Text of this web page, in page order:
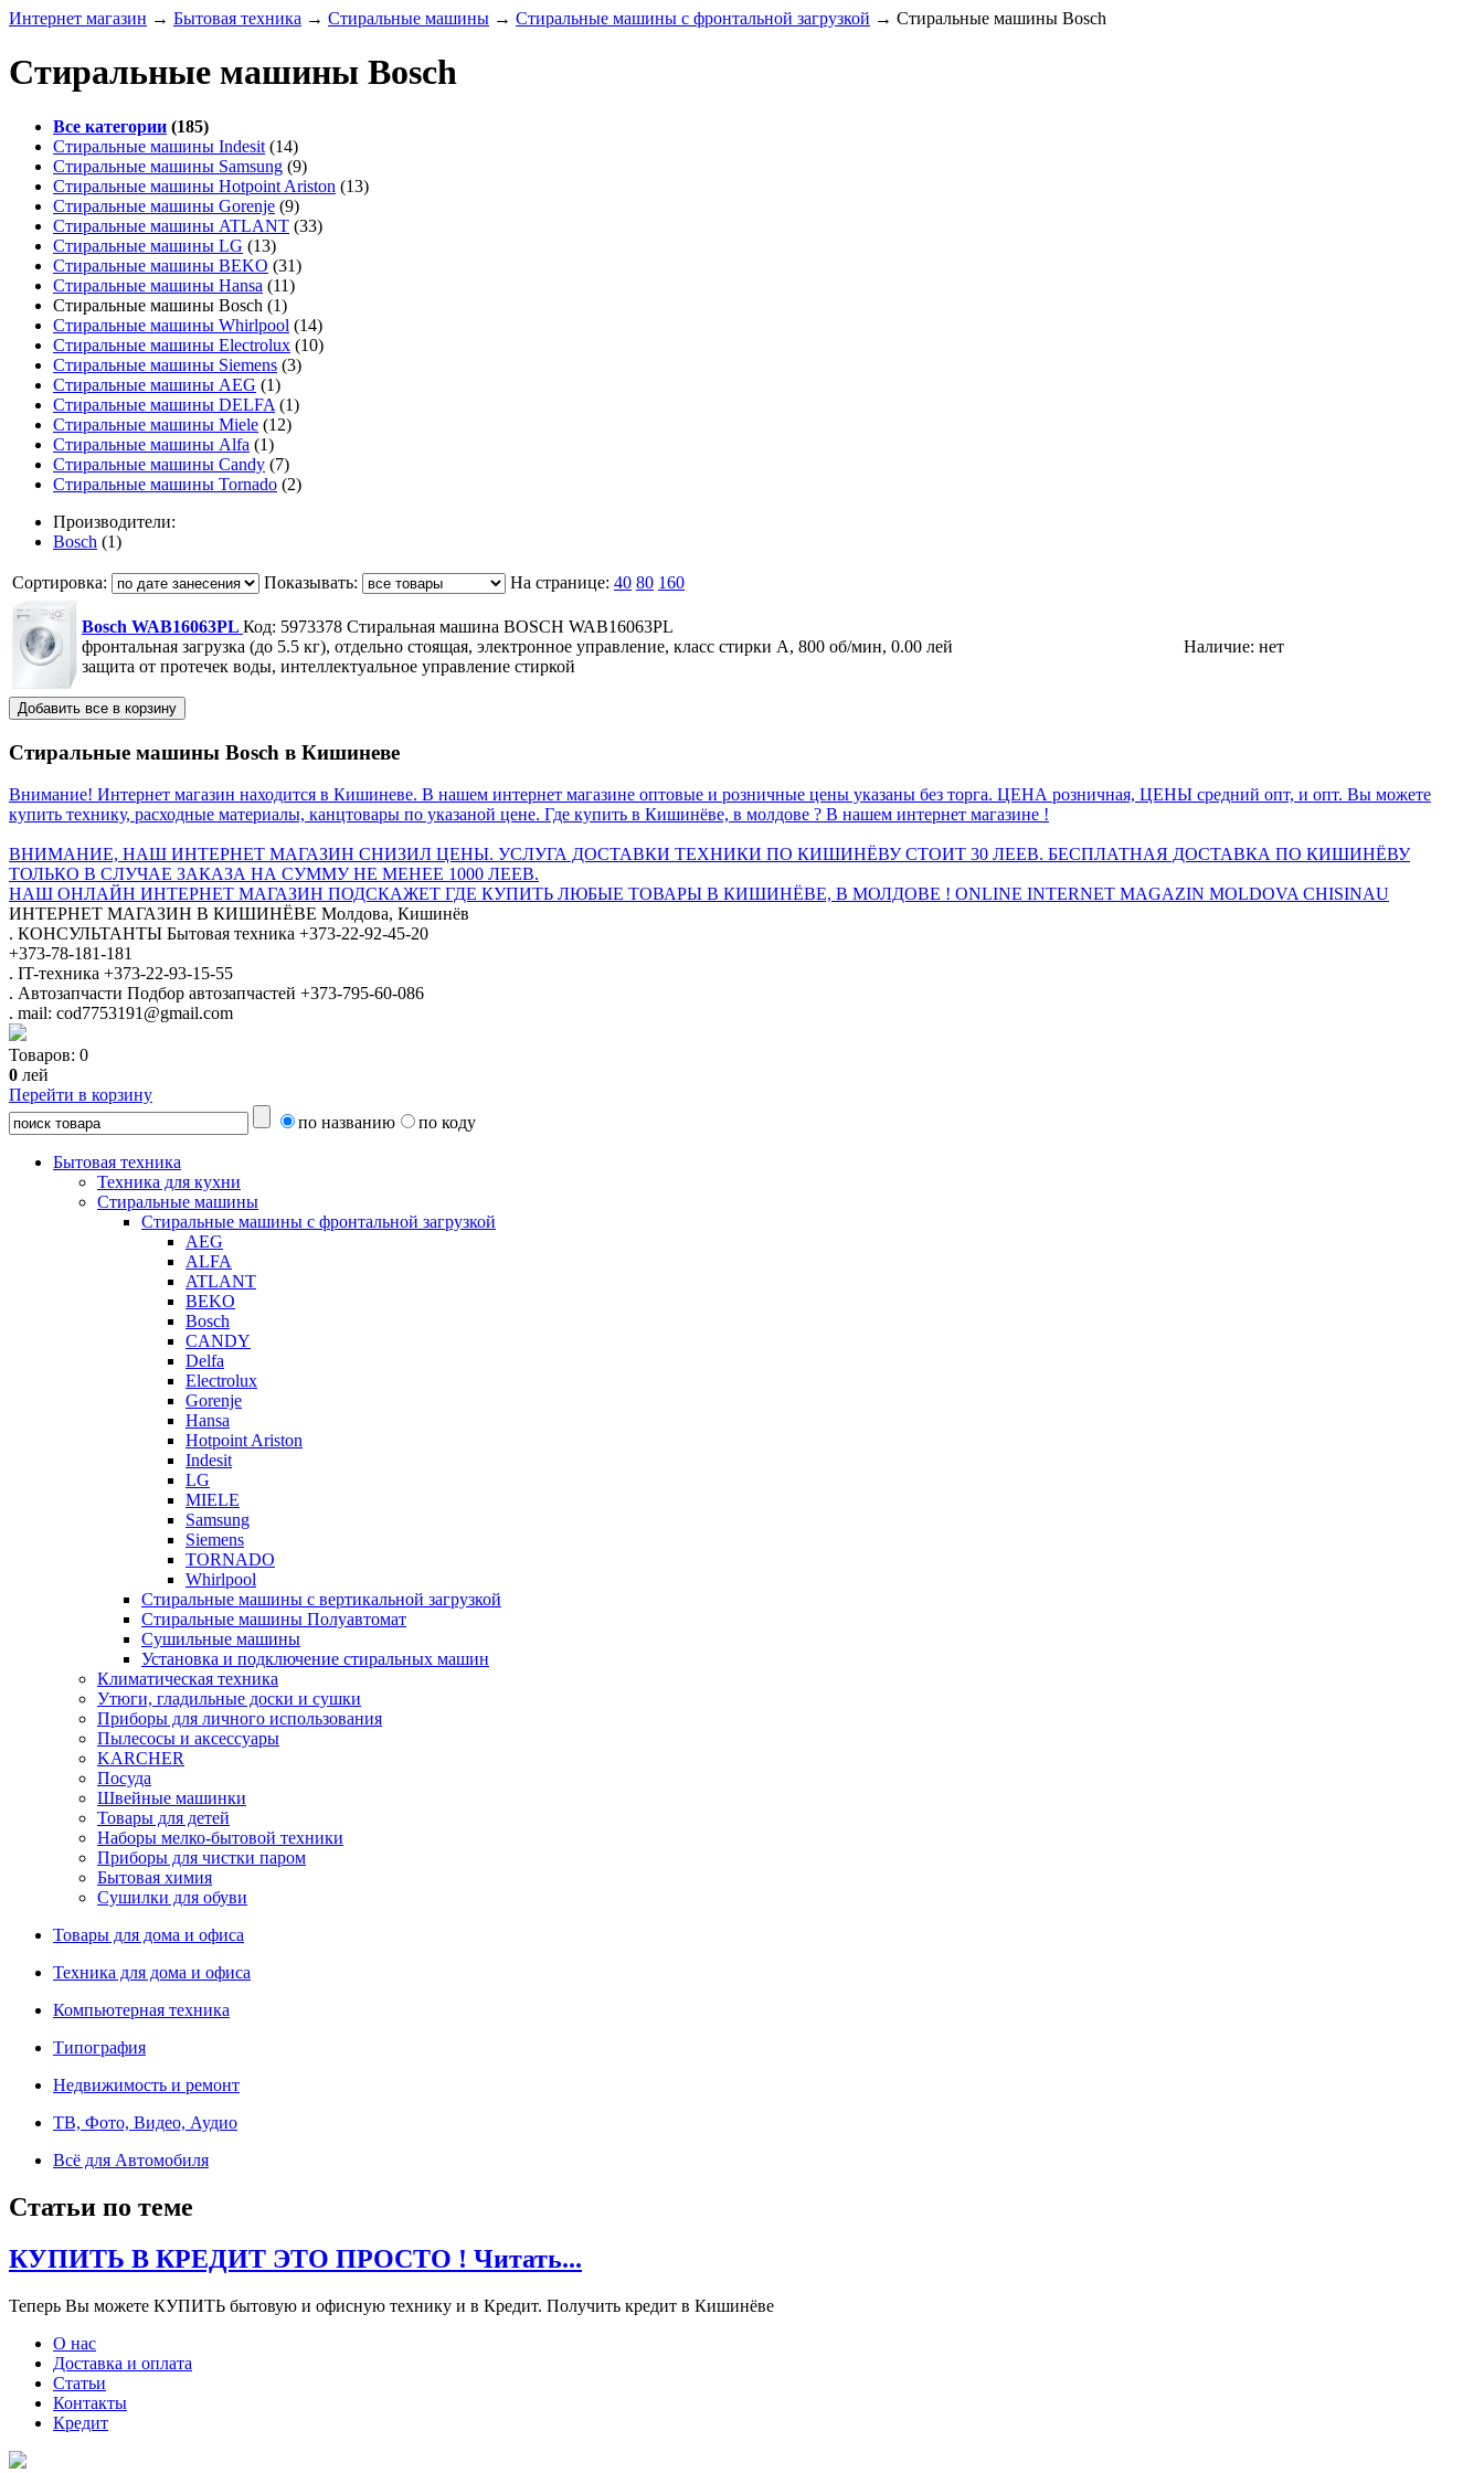
Интернет магазин → Бытовая техника → Стиральные машины → Стиральные машины с фронтальной загрузкой → Стиральные машины Bosch
Стиральные машины Bosch
Все категории (185)
Стиральные машины Indesit (14)
Стиральные машины Samsung (9)
Стиральные машины Hotpoint Ariston (13)
Стиральные машины Gorenje (9)
Стиральные машины ATLANT (33)
Стиральные машины LG (13)
Стиральные машины BEKO (31)
Стиральные машины Hansa (11)
Стиральные машины Bosch (1)
Стиральные машины Whirlpool (14)
Стиральные машины Electrolux (10)
Стиральные машины Siemens (3)
Стиральные машины AEG (1)
Стиральные машины DELFA (1)
Стиральные машины Miele (12)
Стиральные машины Alfa (1)
Стиральные машины Candy (7)
Стиральные машины Tornado (2)
Производители:
Bosch (1)
Сортировка: Показывать: На странице: 40 80 160
Bosch WAB16063PL Код: 5973378 Стиральная машина BOSCH WAB16063PL
фронтальная загрузка (до 5.5 кг), отдельно стоящая, электронное управление, класс стирки A, 800 oб/мин,
защита от протечек воды, интеллектуальное управление стиркой
0.00 лей Наличие: нет
Стиральные машины Bosch в Кишиневе
Внимание! Интернет магазин находится в Кишиневе. В нашем интернет магазине оптовые и розничные цены указаны без торга. ЦЕНА розничная, ЦЕНЫ средний опт, и опт. Вы можете
купить технику, расходные материалы, канцтовары по указаной цене. Где купить в Кишинёве, в молдове ? В нашем интернет магазине !
ВНИМАНИЕ, НАШ ИНТЕРНЕТ МАГАЗИН СНИЗИЛ ЦЕНЫ. УСЛУГА ДОСТАВКИ ТЕХНИКИ ПО КИШИНЁВУ СТОИТ 30 ЛЕЕВ. БЕСПЛАТНАЯ ДОСТАВКА ПО КИШИНЁВУ
ТОЛЬКО В СЛУЧАЕ ЗАКАЗА НА СУММУ НЕ МЕНЕЕ 1000 ЛЕЕВ.
НАШ ОНЛАЙН ИНТЕРНЕТ МАГАЗИН ПОДСКАЖЕТ ГДЕ КУПИТЬ ЛЮБЫЕ ТОВАРЫ В КИШИНЁВЕ, В МОЛДОВЕ ! ONLINE INTERNET MAGAZIN MOLDOVA CHISINAU
ИНТЕРНЕТ МАГАЗИН В КИШИНЁВЕ Молдова, Кишинёв
. КОНСУЛЬТАНТЫ Бытовая техника +373-22-92-45-20
+373-78-181-181
. IT-техника +373-22-93-15-55
. Автозапчасти Подбор автозапчастей +373-795-60-086
. mail: cod7753191@gmail.com
Товаров: 0
0 лей
Перейти в корзину
по названию
по коду
Бытовая техника
Техника для кухни
Стиральные машины
Стиральные машины с фронтальной загрузкой
AEG
ALFA
ATLANT
BEKO
Bosch
CANDY
Delfa
Electrolux
Gorenje
Hansa
Hotpoint Ariston
Indesit
LG
MIELE
Samsung
Siemens
TORNADO
Whirlpool
Стиральные машины с вертикальной загрузкой
Стиральные машины Полуавтомат
Сушильные машины
Установка и подключение стиральных машин
Климатическая техника
Утюги, гладильные доски и сушки
Приборы для личного использования
Пылесосы и аксессуары
KARCHER
Посуда
Швейные машинки
Товары для детей
Наборы мелко-бытовой техники
Приборы для чистки паром
Бытовая химия
Сушилки для обуви
Товары для дома и офиса
Техника для дома и офиса
Компьютерная техника
Типография
Недвижимость и ремонт
ТВ, Фото, Видео, Аудио
Всё для Автомобиля
Статьи по теме
КУПИТЬ В КРЕДИТ ЭТО ПРОСТО ! Читать...
Теперь Вы можете КУПИТЬ бытовую и офисную технику и в Кредит. Получить кредит в Кишинёве
О нас
Доставка и оплата
Статьи
Контакты
Кредит